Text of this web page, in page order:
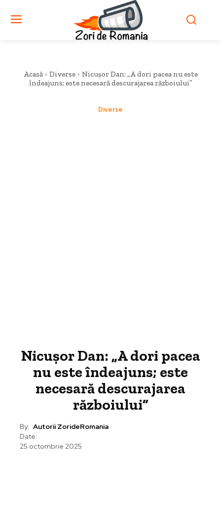
Acasă Diverse
Nicușor Dan: „A dori pacea nu este
îndeajuns; este necesară descurajarea războiului”
Diverse
Nicușor Dan: „A dori pacea
nu este îndeajuns; este
necesară descurajarea
războiului”
By: Autorii ZorideRomania
Date:
25 octombrie 2025